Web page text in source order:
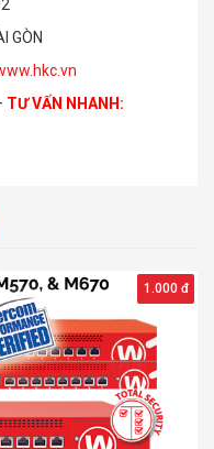
GÒN
TƯ VẤN NHANH :
1.000 đ